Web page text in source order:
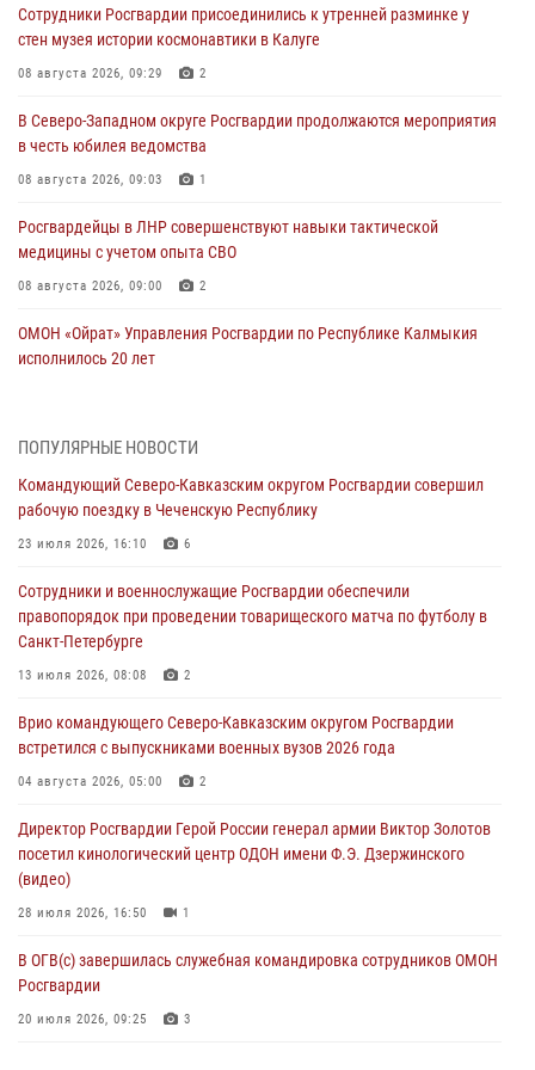
Сотрудники Росгвардии присоединились к утренней разминке у
стен музея истории космонавтики в Калуге
08 августа 2026, 09:29 2
В Северо-Западном округе Росгвардии продолжаются мероприятия
в честь юбилея ведомства
08 августа 2026, 09:03 1
Росгвардейцы в ЛНР совершенствуют навыки тактической
медицины с учетом опыта СВО
08 августа 2026, 09:00 2
ОМОН «Ойрат» Управления Росгвардии по Республике Калмыкия
исполнилось 20 лет
Росгвардейцы обеспечили безопасность «Поезда Победы» в
08 августа 2026, 07:00
Военнослужащие Софринской бригады Росгвардии встретились с
дорогой к Победе в СВО» (видео)
08 августа 2026, 07:00 2
В Кабардино-Балкарии сотрудники Росгвардии провели турнир по
08 августа 2026, 07:00
В Москве росгвардейцы оказали помощь медикам и девушке с
08 августа 2026, 06:32 1
ПОПУЛЯРНЫЕ НОВОСТИ
Командующий Северо-Кавказским округом Росгвардии совершил
рабочую поездку в Чеченскую Республику
23 июля 2026, 16:10 6
Сотрудники и военнослужащие Росгвардии обеспечили
правопорядок при проведении товарищеского матча по футболу в
Санкт-Петербурге
13 июля 2026, 08:08 2
Врио командующего Северо-Кавказским округом Росгвардии
встретился с выпускниками военных вузов 2026 года
04 августа 2026, 05:00 2
Директор Росгвардии Герой России генерал армии Виктор Золотов
посетил кинологический центр ОДОН имени Ф.Э. Дзержинского
(видео)
28 июля 2026, 16:50 1
В ОГВ(с) завершилась служебная командировка сотрудников ОМОН
Росгвардии
20 июля 2026, 09:25 3